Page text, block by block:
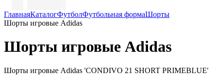
ГлавнаяКаталогФутболФутбольная формаШорты
Шорты игровые Adidas
Шорты игровые Adidas
Шорты игровые Adidas 'CONDIVO 21 SHORT PRIMEBLUE'